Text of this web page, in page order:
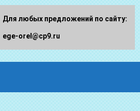
Для любых предложений по сайту:
ege-orel@cp9.ru